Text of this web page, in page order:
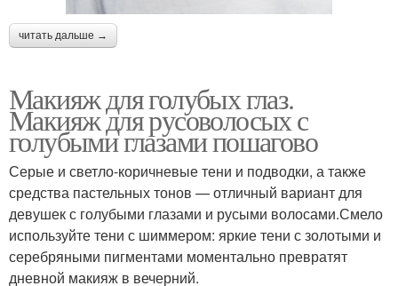
читать дальше →
Макияж для голубых глаз.
Макияж для русоволосых с
голубыми глазами пошагово
Серые и светло-коричневые тени и подводки, а также
средства пастельных тонов — отличный вариант для
девушек с голубыми глазами и русыми волосами.Смело
используйте тени с шиммером: яркие тени с золотыми и
серебряными пигментами моментально превратят
дневной макияж в вечерний.